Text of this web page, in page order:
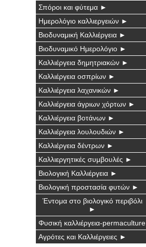
Σπόροι και φύτεμα ►
Ημερολόγιο καλλιεργειών ►
Βιοδυναμική Καλλιέργεια ►
Βιοδυναμικό Ημερολόγιο ►
Καλλιέργεια δημητριακών ►
Καλλιέργεια οσπρίων ►
Καλλιέργεια λαχανικών ►
Καλλιέργεια άγριων χόρτων ►
Καλλιέργεια βοτάνων ►
Καλλιέργεια λουλουδιών ►
Καλλιέργεια δέντρων ►
Καλλιεργητικές συμβουλές ►
Βιολογική Καλλιέργεια ►
Βιολογική προστασία φυτών ►
Έντομα στο βιολογικό περιβόλι
►
Φυσική καλλιέργεια-permaculture
Αγρότες και Καλλιέργειες ►